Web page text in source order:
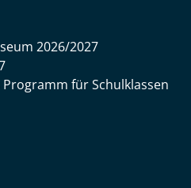
2026/2027
für Schulklassen